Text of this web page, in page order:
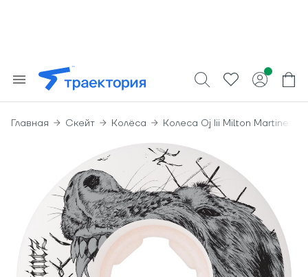
Главная Скейт Колёса Колеса Oj Iii Milton Martinez